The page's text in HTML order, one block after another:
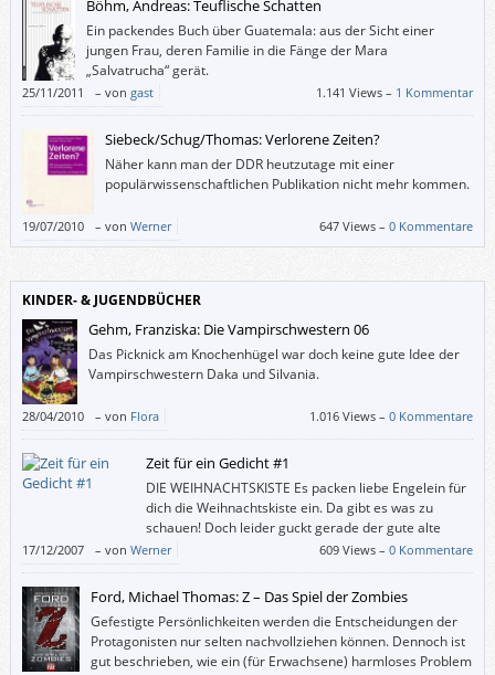
Böhm, Andreas: Teuflische Schatten
Ein packendes Buch über Guatemala: aus der Sicht einer
jungen Frau, deren Familie in die Fänge der Mara
„Salvatrucha“ gerät.
25/11/2011 – von gast 1.141 Views – 1 Kommentar
Siebeck/Schug/Thomas: Verlorene Zeiten?
Näher kann man der DDR heutzutage mit einer
populärwissenschaftlichen Publikation nicht mehr kommen.
19/07/2010 – von Werner 647 Views –0 Kommentare
KINDER- & JUGENDBÜCHER
Gehm, Franziska: Die Vampirschwestern 06
Das Picknick am Knochenhügel war doch keine gute Idee der
Vampirschwestern Daka und Silvania.
28/04/2010 – von Flora 1.016 Views –0 Kommentare
Zeit für ein Gedicht #1
DIE WEIHNACHTSKISTE Es packen liebe Engelein für
dich die Weihnachtskiste ein. Da gibt es was zu
schauen! Doch leider guckt gerade der gute alte
Mond herein und dem ist nicht zu trauen. Da
fürchten sich die Engelein er plaudert’s aus, und tun im Nu die
Weihnachtskiste wieder zu. Wie schade! (Aus Die Himmelsküche von Ida
[…]
17/12/2007 – von Werner 609 Views –0 Kommentare
Ford, Michael Thomas: Z – Das Spiel der Zombies
Gefestigte Persönlichkeiten werden die Entscheidungen der
Protagonisten nur selten nachvollziehen können. Dennoch ist
gut beschrieben, wie ein (für Erwachsene) harmloses Problem